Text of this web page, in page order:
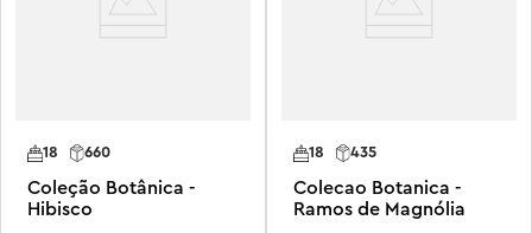
660
18
Coleção Botânica -
Hibisco
18 435
Colecao Botanica -
Ramos de Magnólia